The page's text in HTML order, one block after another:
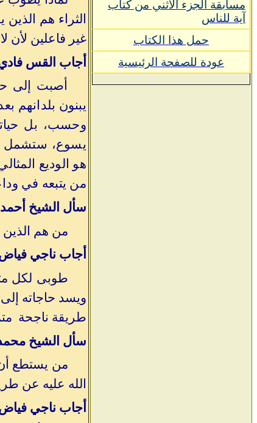
مسابقة الجزء الاثني من كتاب
آية للناس
حمل هذا الكتاب
عودة للصفحة الرئيسية
الثراء هم
غير فاعلين لأن
أجاب القس
أصبت إلى
يبنون بلدانهم
وحسب، بل
يسوع، ستشمل
هو الوديع
من يتبعه في
سأل الشيخ أحمد
من هم الذين
أجاب ناجي
طوبى لكل
ويسد حاجاته
طريقة ناجحة
سأل الشيخ محمد
من يستطع أن
الله عليه عن
أجاب ناجي